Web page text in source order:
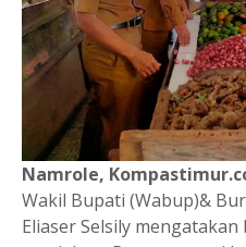
Namrole,
Wakil Bupati (Wabup)&
Eliaser Selsily